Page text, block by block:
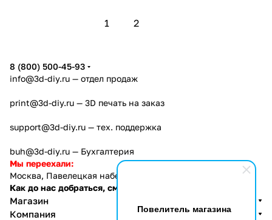
Повелитель магазина
1 2
8 (800) 500-45-93
info@3d-diy.ru — отдел продаж
print@3d-diy.ru — 3D печать на заказ
support@3d-diy.ru — тех. поддержка
buh@3d-diy.ru — Бухгалтерия
Мы переехали:
Москва, Павелецкая набережная, 2с1
Как до нас добраться, см. тут
Магазин
Компания